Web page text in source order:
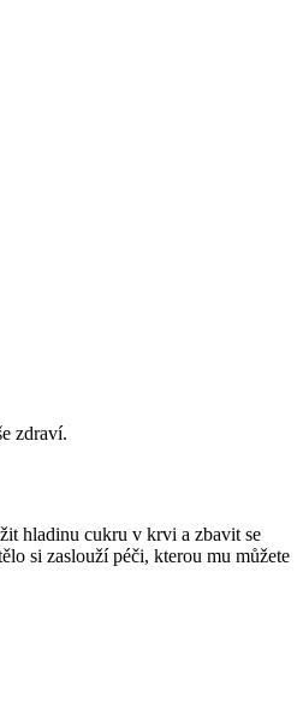
zdraví.
hladinu cukru v krvi a zbavit se
si zaslouží péči, kterou mu můžete